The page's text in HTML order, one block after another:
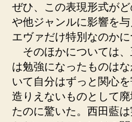
ぜひ、この表現形式が
や他ジャンルに影響を
エヴァだけ特別なのか
そのほかについては
は勉強になったものは
いて自分はずっと関心
造りえないものとして
たのに驚いた。西田藍